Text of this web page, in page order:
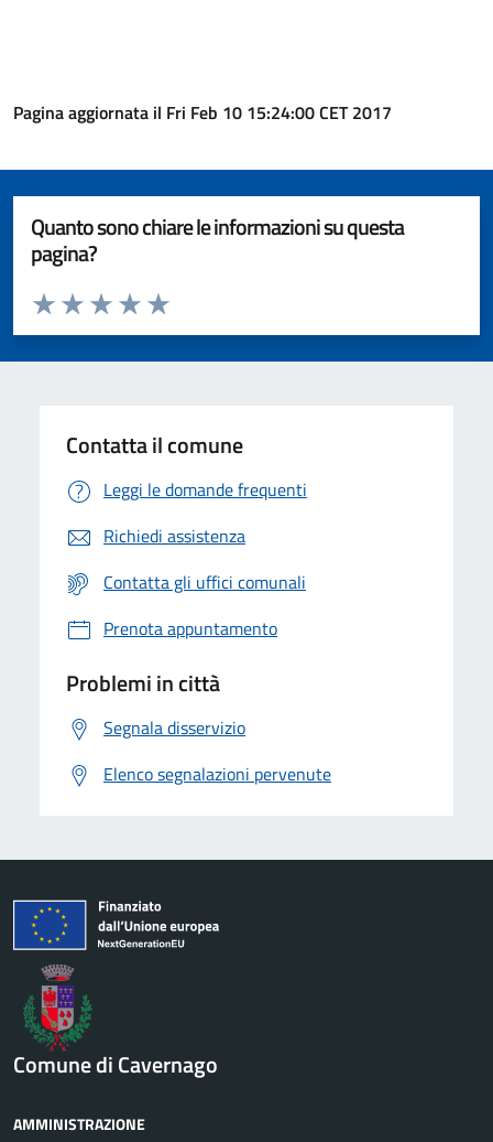
Pagina aggiornata il Fri Feb 10 15:24:00 CET 2017
Quanto sono chiare le informazioni su questa
pagina?
Valuta da 1 a 5 stelle la pagina
Valuta 5 stelle su 5
Valuta 4 stelle su 5
Valuta 3 stelle su 5
Valuta 2 stelle su 5
Valuta 1 stelle su 5
Contatta il comune
Leggi le domande frequenti
Richiedi assistenza
Contatta gli uffici comunali
Prenota appuntamento
Problemi in città
Segnala disservizio
Elenco segnalazioni pervenute
Comune di Cavernago
AMMINISTRAZIONE